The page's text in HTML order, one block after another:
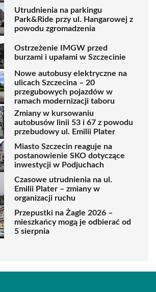
Utrudnienia na parkingu
Park&Ride przy ul. Hangarowej z
powodu zgromadzenia
Ostrzeżenie IMGW przed
burzami i upałami w Szczecinie
Nowe autobusy elektryczne na
ulicach Szczecina – 20
przegubowych pojazdów w
ramach modernizacji taboru
Zmiany w kursowaniu
autobusów linii 53 i 67 z powodu
przebudowy ul. Emilii Plater
Miasto Szczecin reaguje na
postanowienie SKO dotyczące
inwestycji w Podjuchach
Czasowe utrudnienia na ul.
Emilii Plater – zmiany w
organizacji ruchu
Przepustki na Żagle 2026 –
mieszkańcy mogą je odbierać od
5 sierpnia